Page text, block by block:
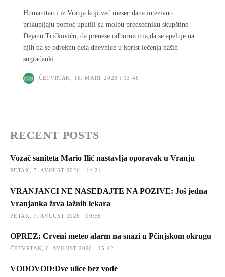
Humanitarci iz Vranja koji već mesec dana intezivno
prikupljaju pomoć uputili su molbu predsedniku skupštine
Dejanu Tričkoviću, da prenese odbornicima,da se apeluje na
njih da se odreknu dela dnevnice u korist lečenja naših
sugrađanki...
ČETVRTAK, 16. MART 2023 : 13:46
RECENT POSTS
Vozač saniteta Mario Ilić nastavlja oporavak u Vranju
PETAK, 7. AVGUST 2026 : 14:21
VRANJANCI NE NASEDAJTE NA POZIVE: Još jedna
Vranjanka žrva lažnih lekara
PETAK, 7. AVGUST 2026 : 09:56
OPREZ: Crveni meteo alarm na snazi u Pčinjskom okrugu
ČETVRTAK, 6. AVGUST 2026 : 15:42
VODOVOD:Dve ulice bez vode